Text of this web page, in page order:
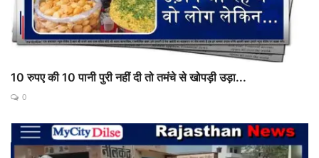
10 रुपए की 10 पानी पुरी नहीं दी तो तमंचे से खोपड़ी उड़ा...
0